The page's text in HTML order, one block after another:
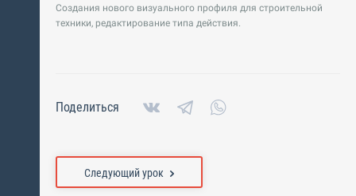
Создания нового визуального профиля для строительной
техники, редактирование типа действия.
Поделиться
Следующий урок